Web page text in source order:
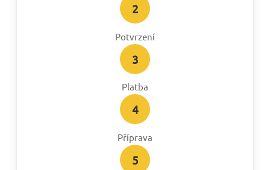
2
Potvrzení
3
Platba
4
Příprava
5